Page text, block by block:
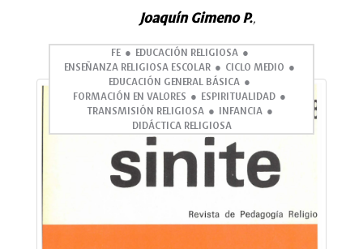
Joaquín Gimeno P.,
FE
EDUCACIÓN RELIGIOSA
ENSEÑANZA RELIGIOSA ESCOLAR
CICLO MEDIO
EDUCACIÓN GENERAL BÁSICA
FORMACIÓN EN VALORES
ESPIRITUALIDAD
TRANSMISIÓN RELIGIOSA
INFANCIA
DIDÁCTICA RELIGIOSA